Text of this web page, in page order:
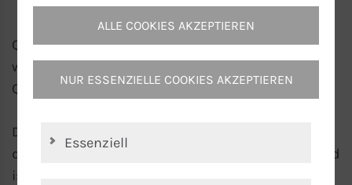
Quality made by T+H – unter diesem Motto setzen
wir alles daran, dass T+H Produkte höchste
Qualitätsansprüche erfüllen.
Die Türk+Hillinger Gruppe verfügt über ein
durchgängiges Qualitätsmanagement-System und
ist nach
ALLE COOKIES AKZEPTIEREN
NUR ESSENZIELLE COOKIES AKZEPTIEREN
Essenziell